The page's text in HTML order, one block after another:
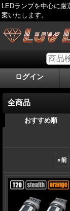
LEDランプを中心に
案いたします。
ログイン
全商品
おすすめ順
«前